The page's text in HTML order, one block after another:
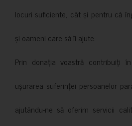
locuri suficiente, cât și pentru că
și oameni care să îi ajute.
Prin donația voastră contribuiți
ușurarea suferinței persoanelor
ajutându-ne să oferim servicii